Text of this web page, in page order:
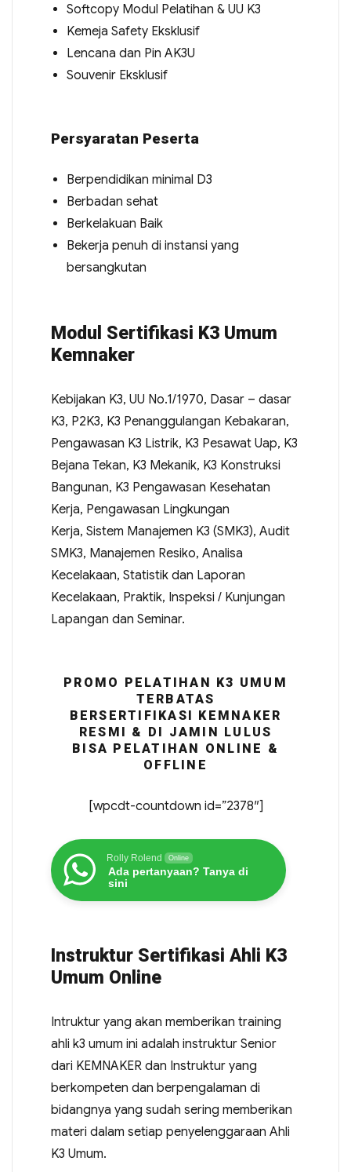
Softcopy Modul Pelatihan & UU K3
Kemeja Safety Eksklusif
Lencana dan Pin AK3U
Souvenir Eksklusif
Persyaratan Peserta
Berpendidikan minimal D3
Berbadan sehat
Berkelakuan Baik
Bekerja penuh di instansi yang
bersangkutan
Modul Sertifikasi K3 Umum
Kemnaker
Kebijakan K3, UU No.1/1970, Dasar – dasar
K3, P2K3, K3 Penanggulangan Kebakaran,
Pengawasan K3 Listrik, K3 Pesawat Uap, K3
Bejana Tekan, K3 Mekanik, K3 Konstruksi
Bangunan, K3 Pengawasan Kesehatan
Kerja, Pengawasan Lingkungan
Kerja, Sistem Manajemen K3 (SMK3), Audit
SMK3, Manajemen Resiko, Analisa
Kecelakaan, Statistik dan Laporan
Kecelakaan, Praktik, Inspeksi / Kunjungan
Lapangan dan Seminar.
PROMO PELATIHAN K3 UMUM
TERBATAS
BERSERTIFIKASI KEMNAKER
RESMI & DI JAMIN LULUS
BISA PELATIHAN ONLINE &
OFFLINE
[wpcdt-countdown id=”2378″]
Rolly Rolend Online
Ada pertanyaan? Tanya di
sini
Instruktur Sertifikasi Ahli K3
Umum Online
Intruktur yang akan memberikan training
ahli k3 umum ini adalah instruktur Senior
dari KEMNAKER dan Instruktur yang
berkompeten dan berpengalaman di
bidangnya yang sudah sering memberikan
materi dalam setiap penyelenggaraan Ahli
K3 Umum.